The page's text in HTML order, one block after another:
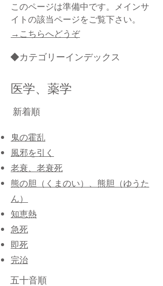
このページは準備中です。メインサ
イトの該当ページをご覧下さい。
→こちらへどうぞ
◆カテゴリーインデックス
医学、薬学
新着順
鬼の霍乱
風邪を引く
老衰、老衰死
熊の胆（くまのい）、熊胆（ゆうた
ん）
知恵熱
急死
即死
完治
五十音順